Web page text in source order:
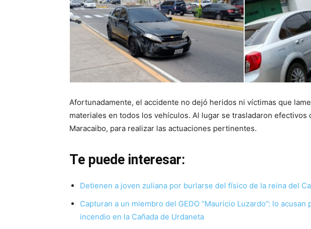
Afortunadamente, el accidente no dejó heridos ni víctimas que
materiales en todos los vehículos. Al lugar se trasladaron efectivos
Maracaibo, para realizar las actuaciones pertinentes.
Te puede interesar:
Detienen a joven zuliana por burlarse del físico de la reina del
Capturan a un miembro del GEDO “Mauricio Luzardo”: lo
incendio en la Cañada de Urdaneta